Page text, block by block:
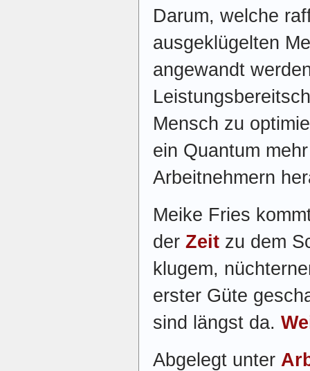
Darum, welche
ausgeklügelten
angewandt
Mensch zu
ein Quantum
Arbeitnehmern
Meike Fries
der Zeit zu dem
klugem,
erster Güte
sind längst da.
Abgelegt unter